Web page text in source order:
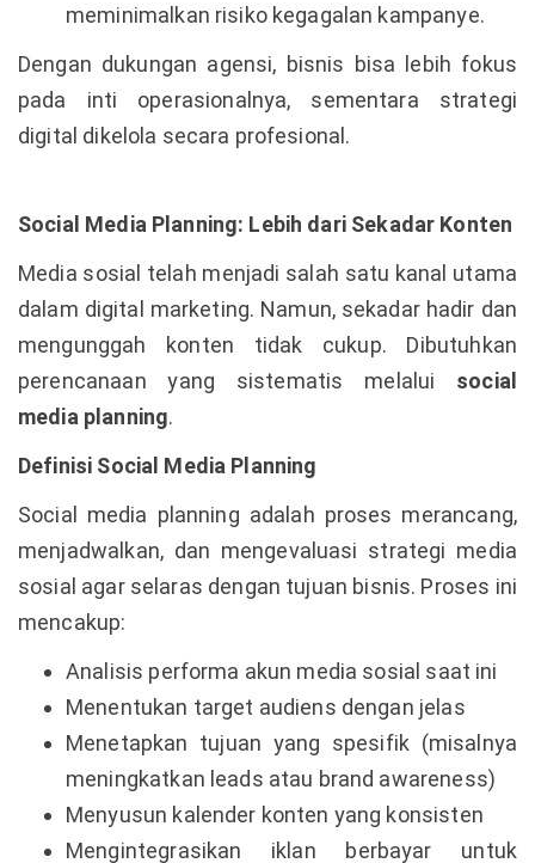
meminimalkan risiko kegagalan kampanye.
Dengan dukungan agensi, bisnis bisa lebih fokus
pada inti operasionalnya, sementara strategi
digital dikelola secara profesional.
Social Media Planning: Lebih dari Sekadar Konten
Media sosial telah menjadi salah satu kanal utama
dalam digital marketing. Namun, sekadar hadir dan
mengunggah konten tidak cukup. Dibutuhkan
perencanaan yang sistematis melalui social
media planning.
Definisi Social Media Planning
Social media planning adalah proses merancang,
menjadwalkan, dan mengevaluasi strategi media
sosial agar selaras dengan tujuan bisnis. Proses ini
mencakup:
Analisis performa akun media sosial saat ini
Menentukan target audiens dengan jelas
Menetapkan tujuan yang spesifik (misalnya
meningkatkan leads atau brand awareness)
Menyusun kalender konten yang konsisten
Mengintegrasikan iklan berbayar untuk